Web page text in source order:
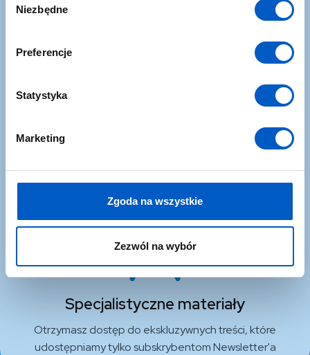
Niezbędne
Preferencje
Statystyka
Marketing
Zgoda na wszystkie
Zezwól na wybór
Specjalistyczne materiały
Otrzymasz dostęp do ekskluzywnych treści, które
udostępniamy tylko subskrybentom Newsletter'a